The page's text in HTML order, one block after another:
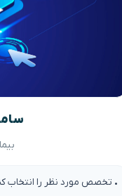
• تخصص مورد نظر را انتخاب